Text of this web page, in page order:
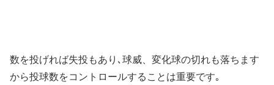
数を投げれば失投もあり､球威、変化球の切れも落ちます
から投球数をコントロールすることは重要です｡